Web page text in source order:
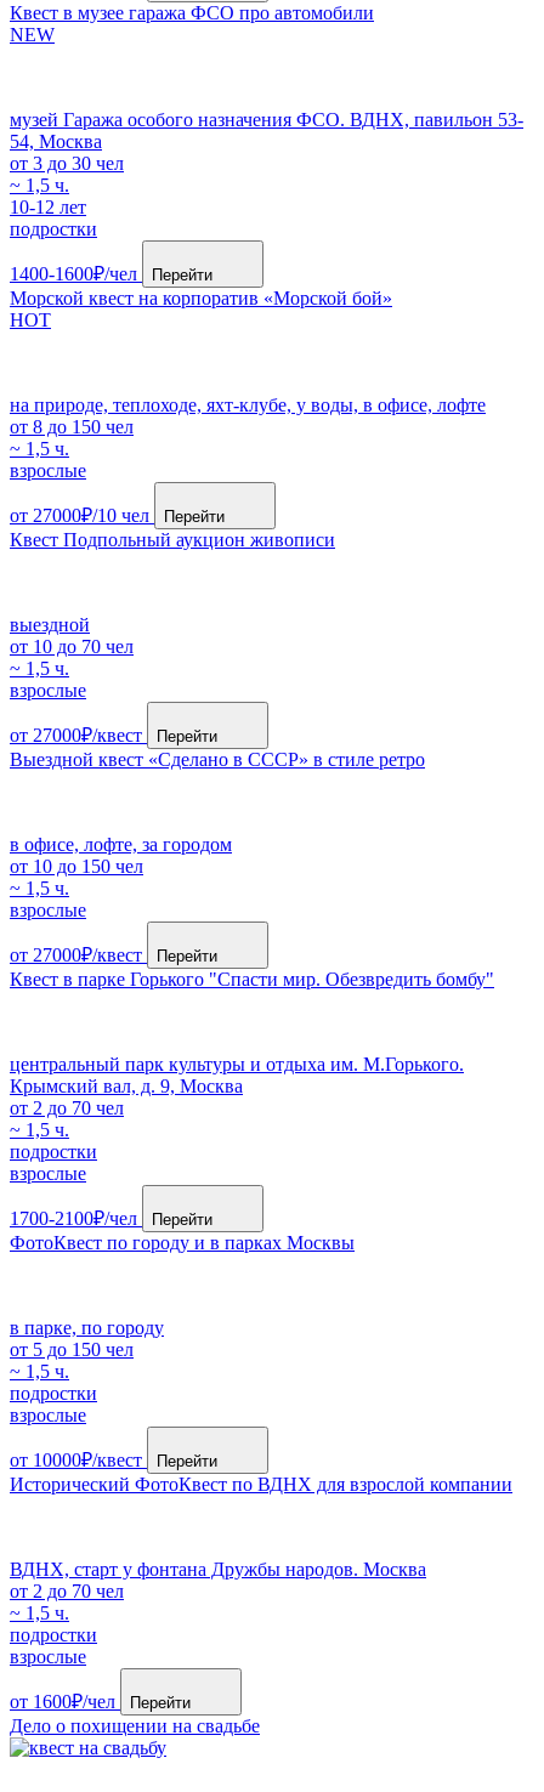
Квест в музее гаража ФСО про автомобили
NEW
музей Гаража особого назначения ФСО. ВДНХ, павильон 53-
54, Москва
от 3 до 30 чел
~ 1,5 ч.
10-12 лет
подростки
1400-1600₽/чел Перейти
Морской квест на корпоратив «Морской бой»
HOT
на природе, теплоходе, яхт-клубе, у воды, в офисе, лофте
от 8 до 150 чел
~ 1,5 ч.
взрослые
от 27000₽/10 чел Перейти
Квест Подпольный аукцион живописи
выездной
от 10 до 70 чел
~ 1,5 ч.
взрослые
от 27000₽/квест Перейти
Выездной квест «Cделано в СССР» в стиле ретро
в офисе, лофте, за городом
от 10 до 150 чел
~ 1,5 ч.
взрослые
от 27000₽/квест Перейти
Квест в парке Горького "Спасти мир. Обезвредить бомбу"
центральный парк культуры и отдыха им. М.Горькогo.
Крымский вал, д. 9, Москва
от 2 до 70 чел
~ 1,5 ч.
подростки
взрослые
1700-2100₽/чел Перейти
ФотоКвест по городу и в парках Москвы
в парке, по городу
от 5 до 150 чел
~ 1,5 ч.
подростки
взрослые
от 10000₽/квест Перейти
Исторический ФотоКвест по ВДНХ для взрослой компании
ВДНХ, старт у фонтана Дружбы народов. Москва
от 2 до 70 чел
~ 1,5 ч.
подростки
взрослые
от 1600₽/чел Перейти
Дело о похищении на свадьбе